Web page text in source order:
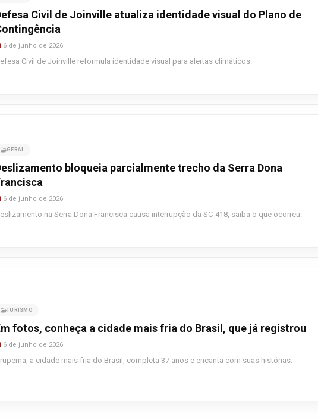
Civil de Joinville atualiza identidade visual do Plano de
6 de junho de 2026
Civil de Joinville reformula identidade visual para alertas climáticos.
GERAL
bloqueia parcialmente trecho da Serra Dona
6 de junho de 2026
na Serra Dona Francisca causa interrupção da SC-418, saiba o que ocorreu.
TURISMO
fotos, conheça a cidade mais fria do Brasil, que já registrou
6 de junho de 2026
a cidade mais fria do Brasil, completa 37 anos e encanta com suas histórias.